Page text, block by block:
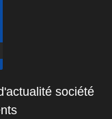
société